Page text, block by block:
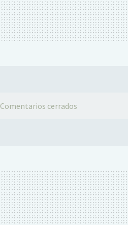
Comentarios cerrados